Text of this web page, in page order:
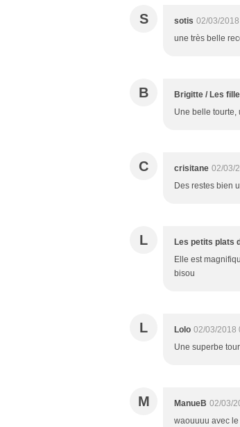
S sotis 02/03/
une très belle
B Brigitte / Les
Une belle tourte,
C crisitane 02/03/
Des restes bien
L Les petits plats
Elle est
bisou
L Lolo 02/03/2018
Une superbe
M ManueB 02/03/
waouuuu avec